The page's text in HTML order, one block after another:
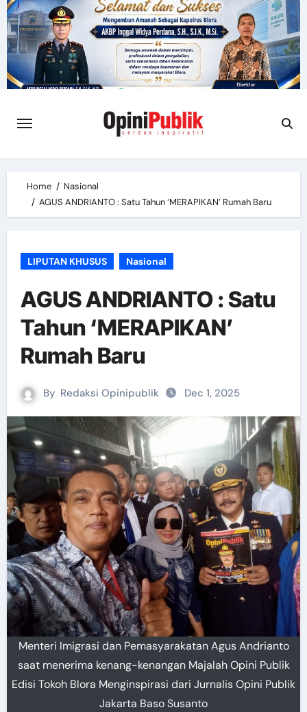
Skip
to
content
Home
Nasional
AGUS ANDRIANTO : Satu Tahun ‘MERAPIKAN’ Rumah Baru
LIPUTAN KHUSUS Nasional
AGUS ANDRIANTO : Satu
Tahun ‘MERAPIKAN’
Rumah Baru
By Redaksi Opinipublik Dec 1, 2025
Menteri Imigrasi dan Pemasyarakatan Agus Andrianto
saat menerima kenang-kenangan Majalah Opini Publik
Edisi Tokoh Blora Menginspirasi dari Jurnalis Opini Publik
Jakarta Baso Susanto